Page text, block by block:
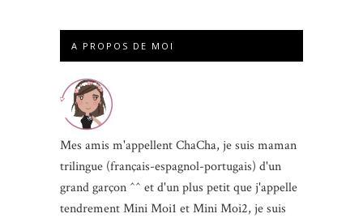
A PROPOS DE MOI
Mes amis m'appellent ChaCha, je suis maman
trilingue (français-espagnol-portugais) d'un
grand garçon ^^ et d'un plus petit que j'appelle
tendrement Mini Moi1 et Mini Moi2, je suis